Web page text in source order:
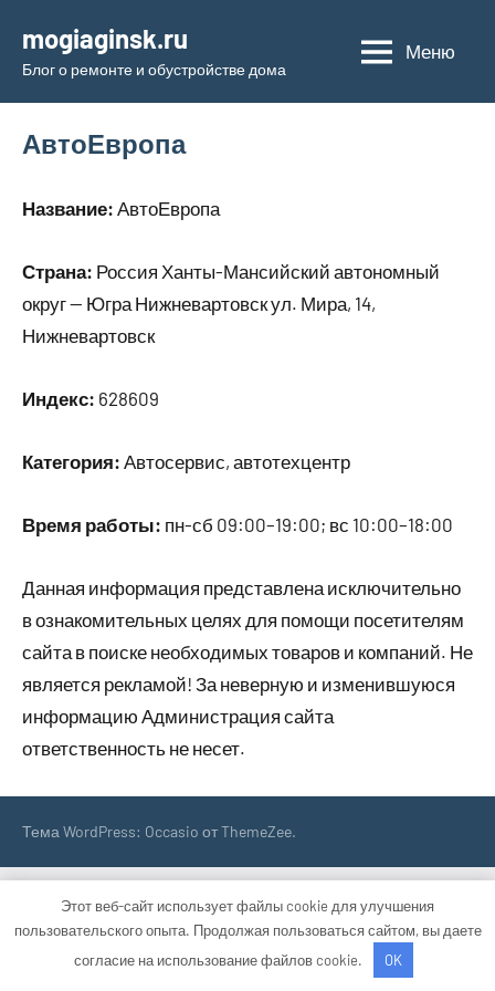
содержимому
mogiaginsk.ru
Блог о ремонте и обустройстве дома
Меню
АвтоЕвропа
Название: АвтоЕвропа
Страна: Россия Ханты-Мансийский автономный
округ — Югра Нижневартовск ул. Мира, 14,
Нижневартовск
Индекс: 628609
Категория: Автосервис, автотехцентр
Время работы: пн-сб 09:00–19:00; вс 10:00–18:00
Данная информация представлена исключительно
в ознакомительных целях для помощи посетителям
сайта в поиске необходимых товаров и компаний. Не
является рекламой! За неверную и изменившуюся
информацию Администрация сайта
ответственность не несет.
Тема WordPress: Occasio от ThemeZee.
Этот веб-сайт использует файлы cookie для улучшения
пользовательского опыта. Продолжая пользоваться сайтом, вы даете
согласие на использование файлов cookie.
OK